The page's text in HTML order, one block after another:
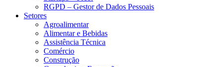
RGPD – Gestor de Dados Pessoais
Setores
Agroalimentar
Alimentar e Bebidas
Assistência Técnica
Comércio
Construção